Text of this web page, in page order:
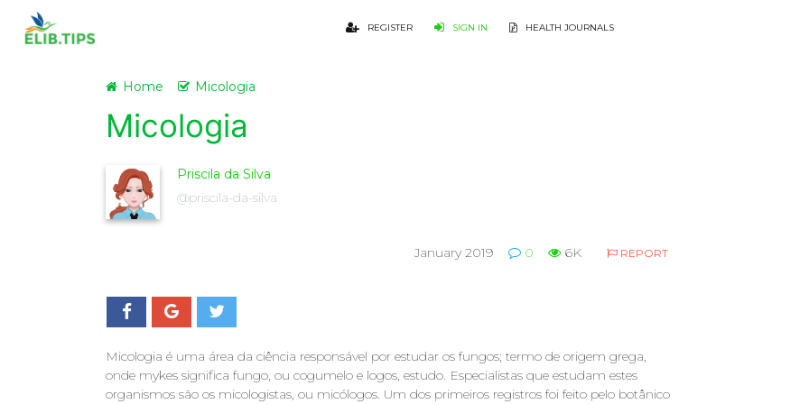
REGISTER SIGN IN HEALTH JOURNALS
Home Micologia
Micologia
Priscila da Silva
@priscila-da-silva
January 2019 0 6K REPORT
Micologia é uma área da ciência responsável por estudar os fungos; termo de origem grega,
onde mykes significa fungo, ou cogumelo e logos, estudo. Especialistas que estudam estes
organismos são os micologistas, ou micólogos. Um dos primeiros registros foi feito pelo botânico